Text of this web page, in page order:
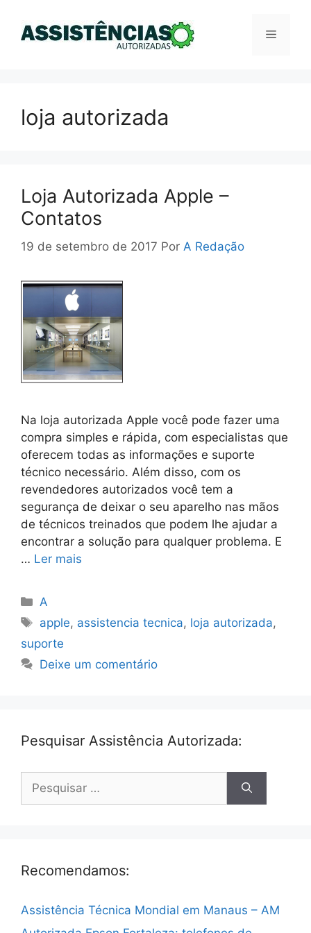
Menu
loja autorizada
Loja Autorizada Apple –
Contatos
19 de setembro de 2017 Por A Redação
Na loja autorizada Apple você pode fazer uma
compra simples e rápida, com especialistas que
oferecem todas as informações e suporte
técnico necessário. Além disso, com os
revendedores autorizados você tem a
segurança de deixar o seu aparelho nas mãos
de técnicos treinados que podem lhe ajudar a
encontrar a solução para qualquer problema. E
… Ler mais
Categorias
A
Tags
apple, assistencia tecnica, loja autorizada,
suporte
Deixe um comentário
Pesquisar Assistência Autorizada:
por:
Recomendamos:
Assistência Técnica Mondial em Manaus – AM